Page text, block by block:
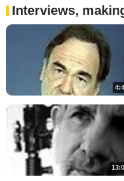
Interviews,